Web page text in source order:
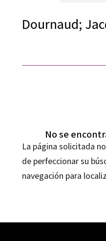
Dournaud;
No se
La página solicitada
de perfeccionar su
navegación para